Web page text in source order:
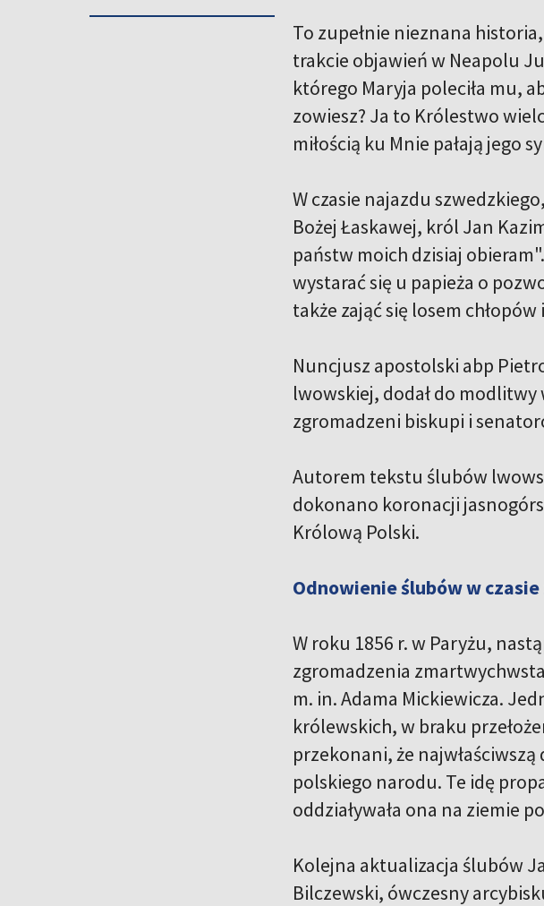
To zupełnie nieznana
trakcie objawień w Neapolu
którego Maryja poleciła mu,
zowiesz? Ja to Królestwo
miłością ku Mnie pałają jego
W czasie najazdu
Bożej Łaskawej, król Jan
państw moich dzisiaj
wystarać się u papieża o
także zająć się losem
Nuncjusz apostolski abp
lwowskiej, dodał do
zgromadzeni biskupi i
Autorem tekstu ślubów
dokonano koronacji
Królową Polski.
Odnowienie ślubów w
W roku 1856 r. w Paryżu,
zgromadzenia
m. in. Adama Mickiewicza.
królewskich, w braku
przekonani, że
polskiego narodu. Te idę
oddziaływała ona na ziemie
Kolejna aktualizacja ślubów
Bilczewski, ówczesny